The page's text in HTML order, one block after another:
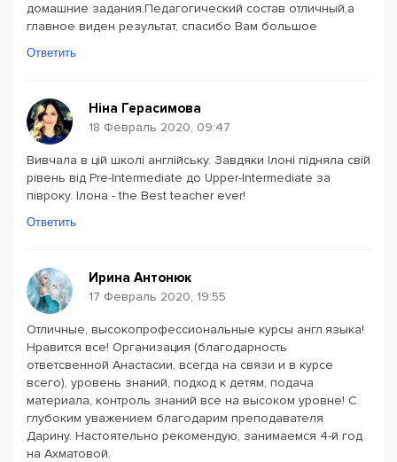
домашние задания.Педагогический состав отличный,а
главное виден результат, спасибо Вам большое
Ответить
Ніна Герасимова
18 Февраль 2020, 09:47
Вивчала в цій школі англійську. Завдяки Ілоні підняла свій
рівень від Pre-Intermediate до Upper-Intermediate за
півроку. Ілона - the Best teacher ever!
Ответить
Ирина Антонюк
17 Февраль 2020, 19:55
Отличные, высокопрофессиональные курсы англ.языка!
Нравится все! Организация (благодарность
ответсвенной Анастасии, всегда на связи и в курсе
всего), уровень знаний, подход к детям, подача
материала, контроль знаний все на высоком уровне! С
глубоким уважением благодарим преподавателя
Дарину. Настоятельно рекомендую, занимаемся 4-й год
на Ахматовой.